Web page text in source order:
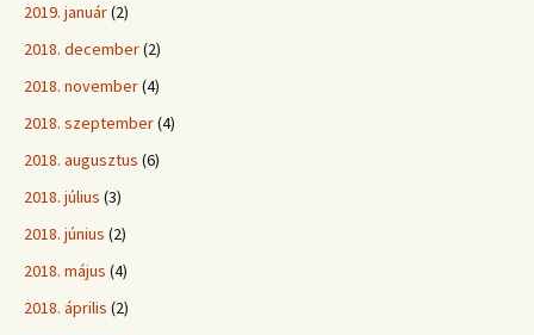
2019. január(2)
2018. december(2)
2018. november(4)
2018. szeptember(4)
2018. augusztus (6)
2018. július (3)
2018. június (2)
2018. május (4)
2018. április (2)